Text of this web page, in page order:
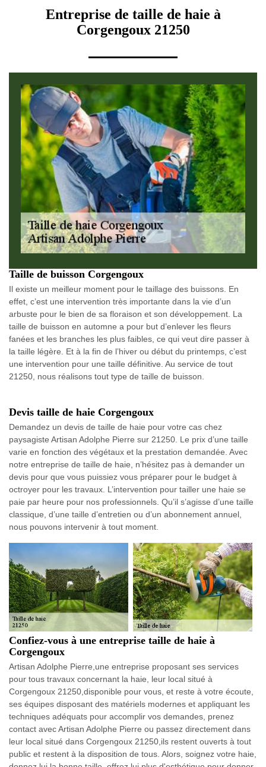
Entreprise de taille de haie à
Corgengoux 21250
Taille de buisson Corgengoux
Il existe un meilleur moment pour le taillage des buissons. En
effet, c’est une intervention très importante dans la vie d’un
arbuste pour le bien de sa floraison et son développement. La
taille de buisson en automne a pour but d’enlever les fleurs
fanées et les branches les plus faibles, ce qui veut dire passer à
la taille légère. Et à la fin de l’hiver ou début du printemps, c’est
une intervention pour une taille définitive. Au service de tout
21250, nous réalisons tout type de taille de buisson.
Devis taille de haie Corgengoux
Demandez un devis de taille de haie pour votre cas chez
paysagiste Artisan Adolphe Pierre sur 21250. Le prix d’une taille
varie en fonction des végétaux et la prestation demandée. Avec
notre entreprise de taille de haie, n’hésitez pas à demander un
devis pour que vous puissiez vous préparer pour le budget à
octroyer pour les travaux. L’intervention pour tailler une haie se
paie par heure pour nos professionnels. Qu’il s’agisse d’une taille
classique, d’une taille d’entretien ou d’un abonnement annuel,
nous pouvons intervenir à tout moment.
Confiez-vous à une entreprise taille de haie à
Corgengoux
Artisan Adolphe Pierre,une entreprise proposant ses services
pour tous travaux concernant la haie, leur local situé à
Corgengoux 21250,disponible pour vous, et reste à votre écoute,
ses équipes disposant des matériels modernes et appliquant les
techniques adéquats pour accomplir vos demandes, prenez
contact avec Artisan Adolphe Pierre ou passez directement dans
leur local situé dans Corgengoux 21250,ils restent ouverts à tout
public et restent à la disposition de tous. Alors, soignez votre haie,